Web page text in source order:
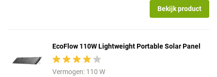
Bekijk product
EcoFlow 110W Lightweight Portable Solar Panel
Vermogen: 110 W